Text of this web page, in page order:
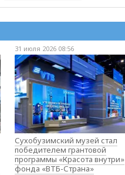
31 июля 2026 08:56
Сухобузимский музей стал
победителем грантовой
программы «Красота внутри»
фонда «ВТБ-Страна»